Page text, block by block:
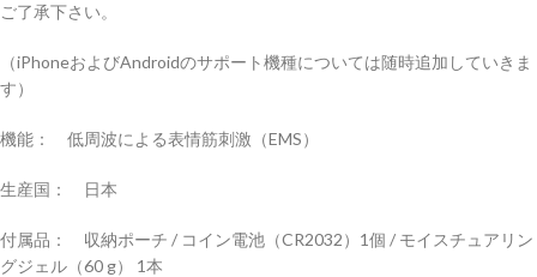
ご了承下さい。
（iPhoneおよびAndroidのサポート機種については随時追加していきま
す）
機能： 低周波による表情筋刺激（EMS）
生産国： 日本
付属品： 収納ポーチ / コイン電池（CR2032）1個 / モイスチュアリン
グジェル（60 g） 1本